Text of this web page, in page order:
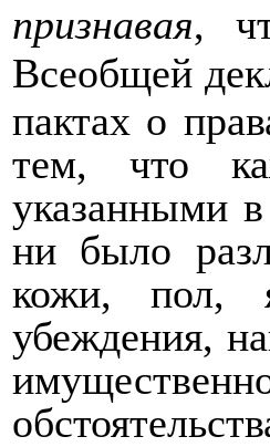
признавая,
Всеобщей
пактах о
тем, что
указанными
ни было
кожи, пол,
убеждения,